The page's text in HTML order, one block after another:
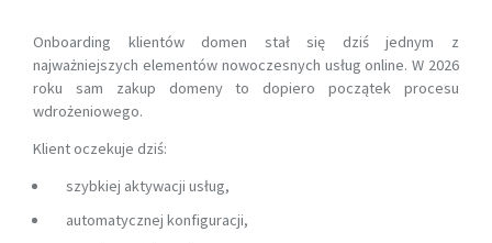
Onboarding klientów domen stał się dziś jednym z
najważniejszych elementów nowoczesnych usług online. W 2026
roku sam zakup domeny to dopiero początek procesu
wdrożeniowego.
Klient oczekuje dziś:
szybkiej aktywacji usług,
automatycznej konfiguracji,